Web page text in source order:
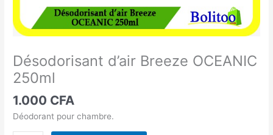
Désodorisant d’air Breeze OCEANIC
250ml
1.000 CFA
Déodorant pour chambre.